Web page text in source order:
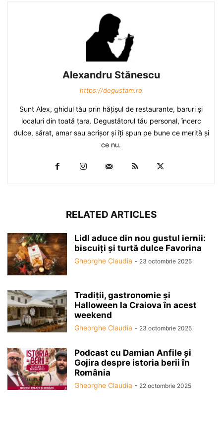
Alexandru Stănescu
https://degustam.ro
Sunt Alex, ghidul tău prin hăţişul de restaurante, baruri şi
localuri din toată ţara. Degustătorul tău personal, încerc
dulce, sărat, amar sau acrişor şi îţi spun pe bune ce merită şi
ce nu.
RELATED ARTICLES
Lidl aduce din nou gustul iernii:
biscuiți și turtă dulce Favorina
Gheorghe Claudia - 23 octombrie 2025
Tradiții, gastronomie și
Halloween la Craiova în acest
weekend
Gheorghe Claudia - 23 octombrie 2025
Podcast cu Damian Anfile și
Gojira despre istoria berii în
România
Gheorghe Claudia - 22 octombrie 2025